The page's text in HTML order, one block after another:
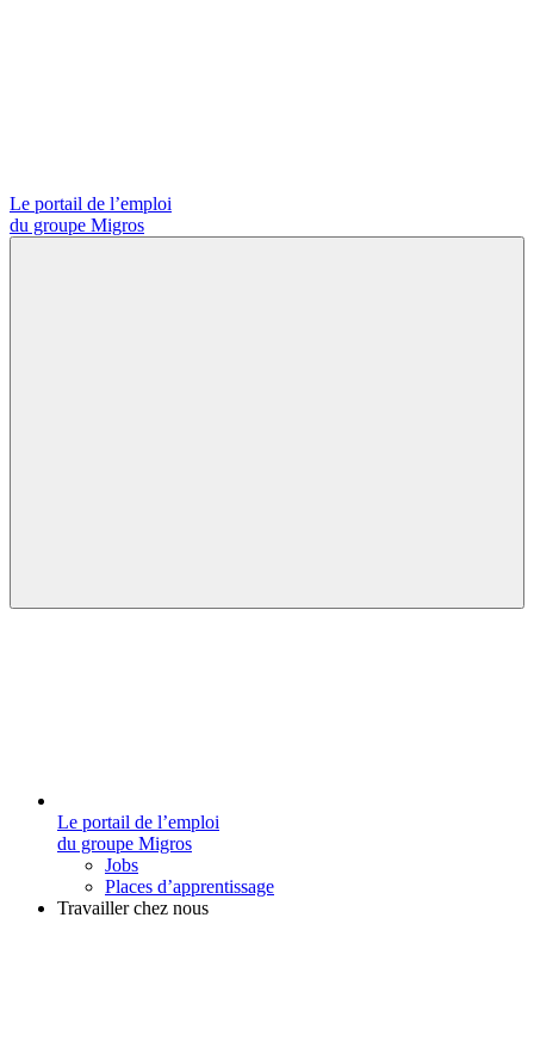
Le portail de l’emploi
du groupe Migros
Le portail de l’emploi
du groupe Migros
Jobs
Places d’apprentissage
Travailler chez nous